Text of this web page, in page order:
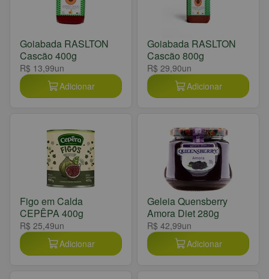
Goiabada RASLTON
Cascão 400g
R$ 13,99un
Adicionar
Goiabada RASLTON
Cascão 800g
R$ 29,90un
Adicionar
Figo em Calda
CEPÊPA 400g
R$ 25,49un
Adicionar
Geleia Quensberry
Amora Diet 280g
R$ 42,99un
Adicionar